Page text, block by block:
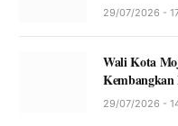
29/07/2026 -
Wali Kota
Kembangkan
29/07/2026 -